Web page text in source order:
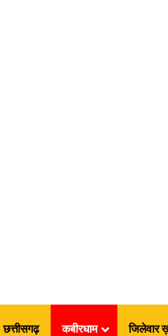
छत्तीसगढ़ कबीरधाम जिलेवार